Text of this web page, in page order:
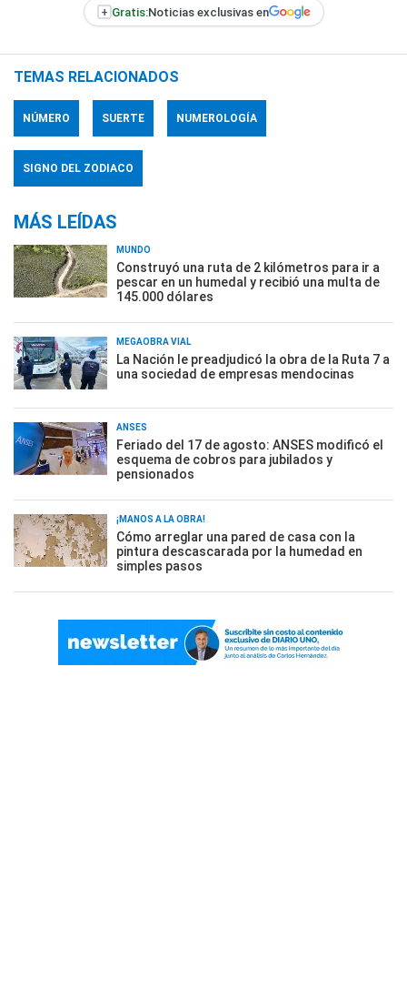
+ Gratis:Noticias exclusivas en
TEMAS RELACIONADOS
NÚMERO SUERTE NUMEROLOGÍA
SIGNO DEL ZODIACO
MÁS LEÍDAS
MUNDO
Construyó una ruta de 2 kilómetros para ir a
pescar en un humedal y recibió una multa de
145.000 dólares
MEGAOBRA VIAL
La Nación le preadjudicó la obra de la Ruta 7 a
una sociedad de empresas mendocinas
ANSES
Feriado del 17 de agosto: ANSES modificó el
esquema de cobros para jubilados y
pensionados
¡MANOS A LA OBRA!
Cómo arreglar una pared de casa con la
pintura descascarada por la humedad en
simples pasos